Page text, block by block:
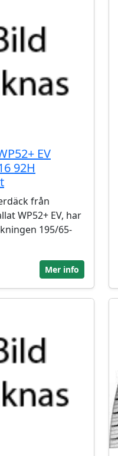
EV
92H
från
WP52+ EV, har
195/65-
Mer info